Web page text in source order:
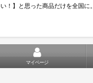
！】と思った商品だけを全国に。
マイページ